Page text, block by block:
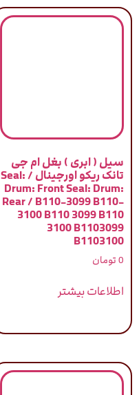
سیل ( ابری ) بغل ام جی
تانک ریکو اورجینال / Seal:
Drum: Front Seal: Drum:
Rear / B110-3099 B110-
3100 B110 3099 B110
3100 B1103099
B1103100
0 تومان
اطلاعات بیشتر